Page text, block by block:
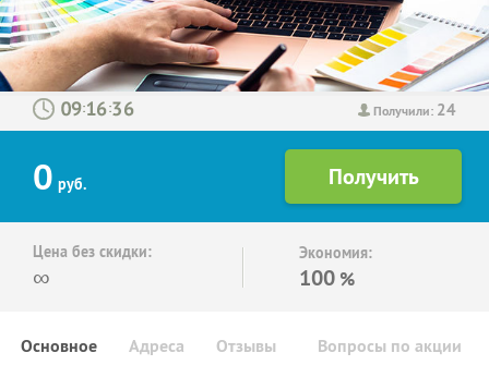
Получили: 24
: :
0 руб.
Цена без скидки:
∞
Экономия:
100 %
Основное Отзывы Вопросы по акции
Адреса